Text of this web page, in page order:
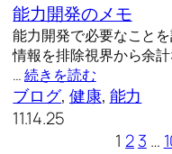
能力開発のメモ
能力開発で必要なこと
情報を排除視界から余
…続きを読む
ブログ, 健康, 能力
11.14.25
1 23 …